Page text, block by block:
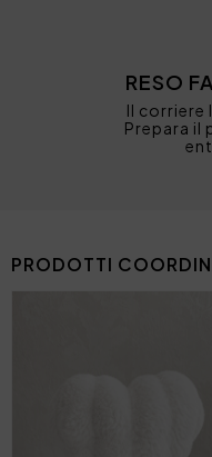
RESO
Il
Prepara il
PRODOTTI